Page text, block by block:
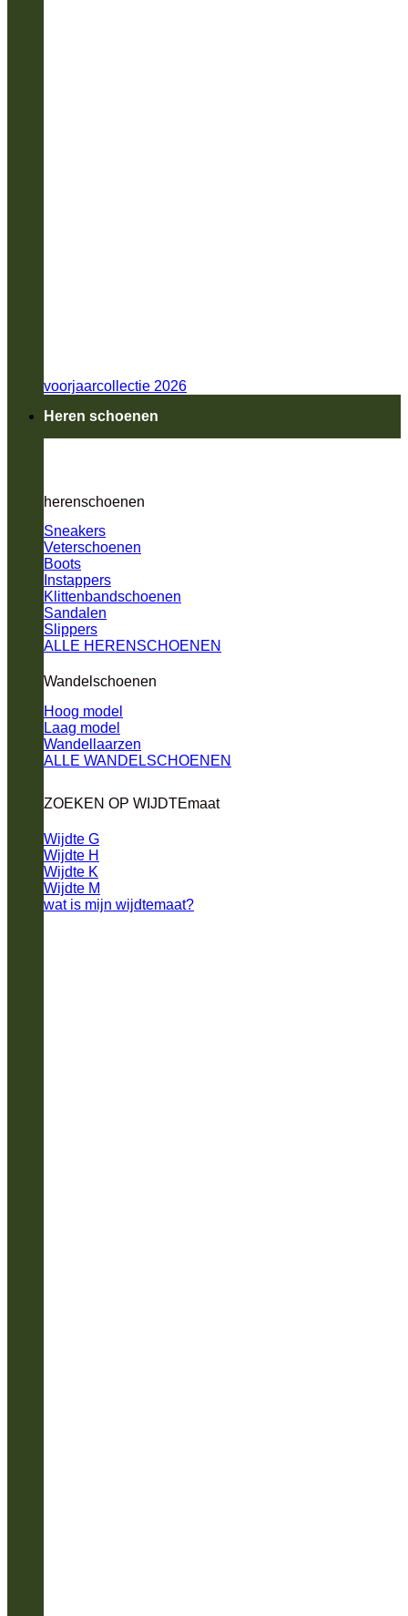
voorjaarcollectie 2026
Heren schoenen
herenschoenen
Sneakers
Veterschoenen
Boots
Instappers
Klittenbandschoenen
Sandalen
Slippers
ALLE HERENSCHOENEN
Wandelschoenen
Hoog model
Laag model
Wandellaarzen
ALLE WANDELSCHOENEN
ZOEKEN OP WIJDTEmaat
Wijdte G
Wijdte H
Wijdte K
Wijdte M
wat is mijn wijdtemaat?